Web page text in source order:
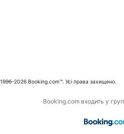
Booking.com™. Усі права захищено.
Booking.com входить у